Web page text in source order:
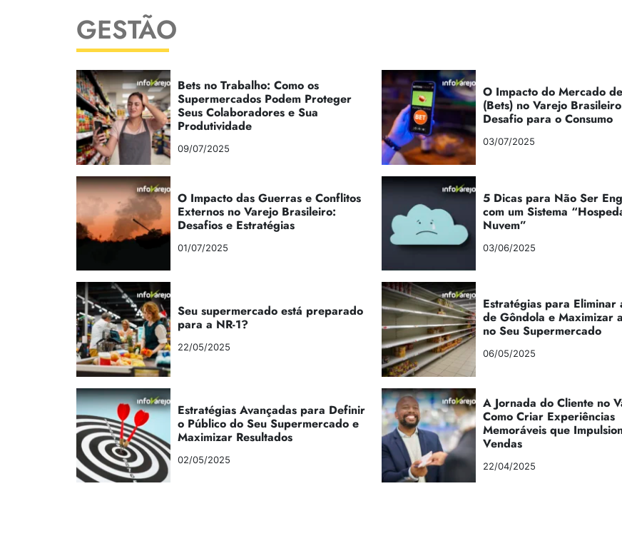
GESTÃO
Bets no Trabalho: Como os
Supermercados Podem Proteger
Seus Colaboradores e Sua
Produtividade
09/07/2025
O Impacto do Mercado
(Bets) no Varejo
Desafio para o Consumo
03/07/2025
O Impacto das Guerras e Conflitos
Externos no Varejo Brasileiro:
Desafios e Estratégias
01/07/2025
5 Dicas para Não Ser
com um Sistema
Nuvem”
03/06/2025
Seu supermercado está preparado
para a NR-1?
22/05/2025
Estratégias para Eliminar
de Gôndola e Maximizar
no Seu Supermercado
06/05/2025
Estratégias Avançadas para Definir
o Público do Seu Supermercado e
Maximizar Resultados
02/05/2025
A Jornada do Cliente no
Como Criar Experiências
Memoráveis que
Vendas
22/04/2025